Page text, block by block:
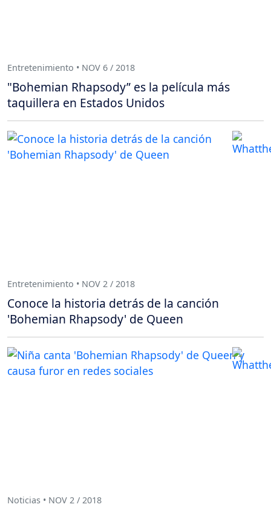
Entretenimiento • NOV 6 / 2018
"Bohemian Rhapsody” es la película más
taquillera en Estados Unidos
Entretenimiento • NOV 2 / 2018
Conoce la historia detrás de la canción
'Bohemian Rhapsody' de Queen
Noticias • NOV 2 / 2018